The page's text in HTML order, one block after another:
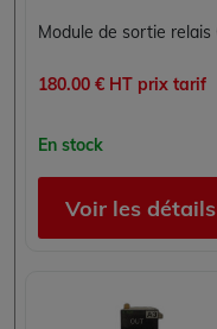
180.00 € HT prix tarif
En stock
Voir les détails